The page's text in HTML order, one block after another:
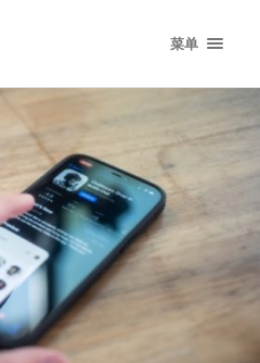
菜单